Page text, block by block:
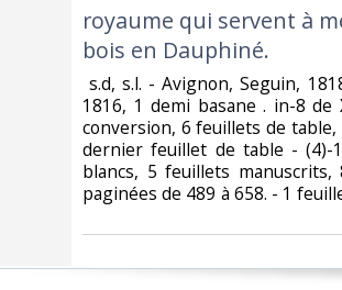
royaume qui servent à
bois en Dauphiné.‎
s.d, s.l. - Avignon, Seguin,
1816, 1 demi basane . in-8 de
conversion, 6 feuillets de
dernier feuillet de table -
blancs, 5 feuillets
paginées de 489 à 658. - 1